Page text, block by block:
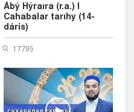
Ábý Hýraıra (r.a.) |
Cahabalar tarıhy (14-
dáris)
17795